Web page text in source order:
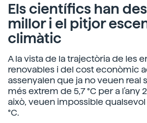
Els científics han
millor i el pitjor
climàtic
A la vista de la trajectòria de les
renovables i del cost econòmic
assenyalen que ja no veuen real
més extrem de 5,7 °C per a l'any
això, veuen impossible qualsevol
°C.